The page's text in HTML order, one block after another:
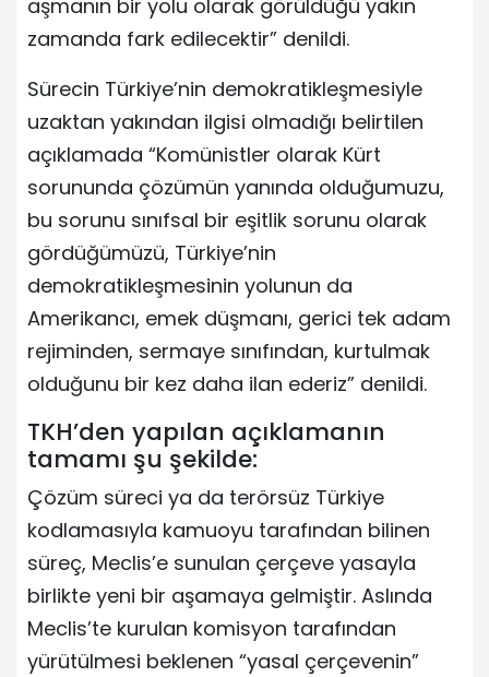
aşmanın bir yolu olarak görüldüğü yakın
zamanda fark edilecektir” denildi.
Sürecin Türkiye’nin demokratikleşmesiyle
uzaktan yakından ilgisi olmadığı belirtilen
açıklamada “Komünistler olarak Kürt
sorununda çözümün yanında olduğumuzu,
bu sorunu sınıfsal bir eşitlik sorunu olarak
gördüğümüzü, Türkiye’nin
demokratikleşmesinin yolunun da
Amerikancı, emek düşmanı, gerici tek adam
rejiminden, sermaye sınıfından, kurtulmak
olduğunu bir kez daha ilan ederiz” denildi.
TKH’den yapılan açıklamanın
tamamı şu şekilde:
Çözüm süreci ya da terörsüz Türkiye
kodlamasıyla kamuoyu tarafından bilinen
süreç, Meclis’e sunulan çerçeve yasayla
birlikte yeni bir aşamaya gelmiştir. Aslında
Meclis’te kurulan komisyon tarafından
yürütülmesi beklenen “yasal çerçevenin”